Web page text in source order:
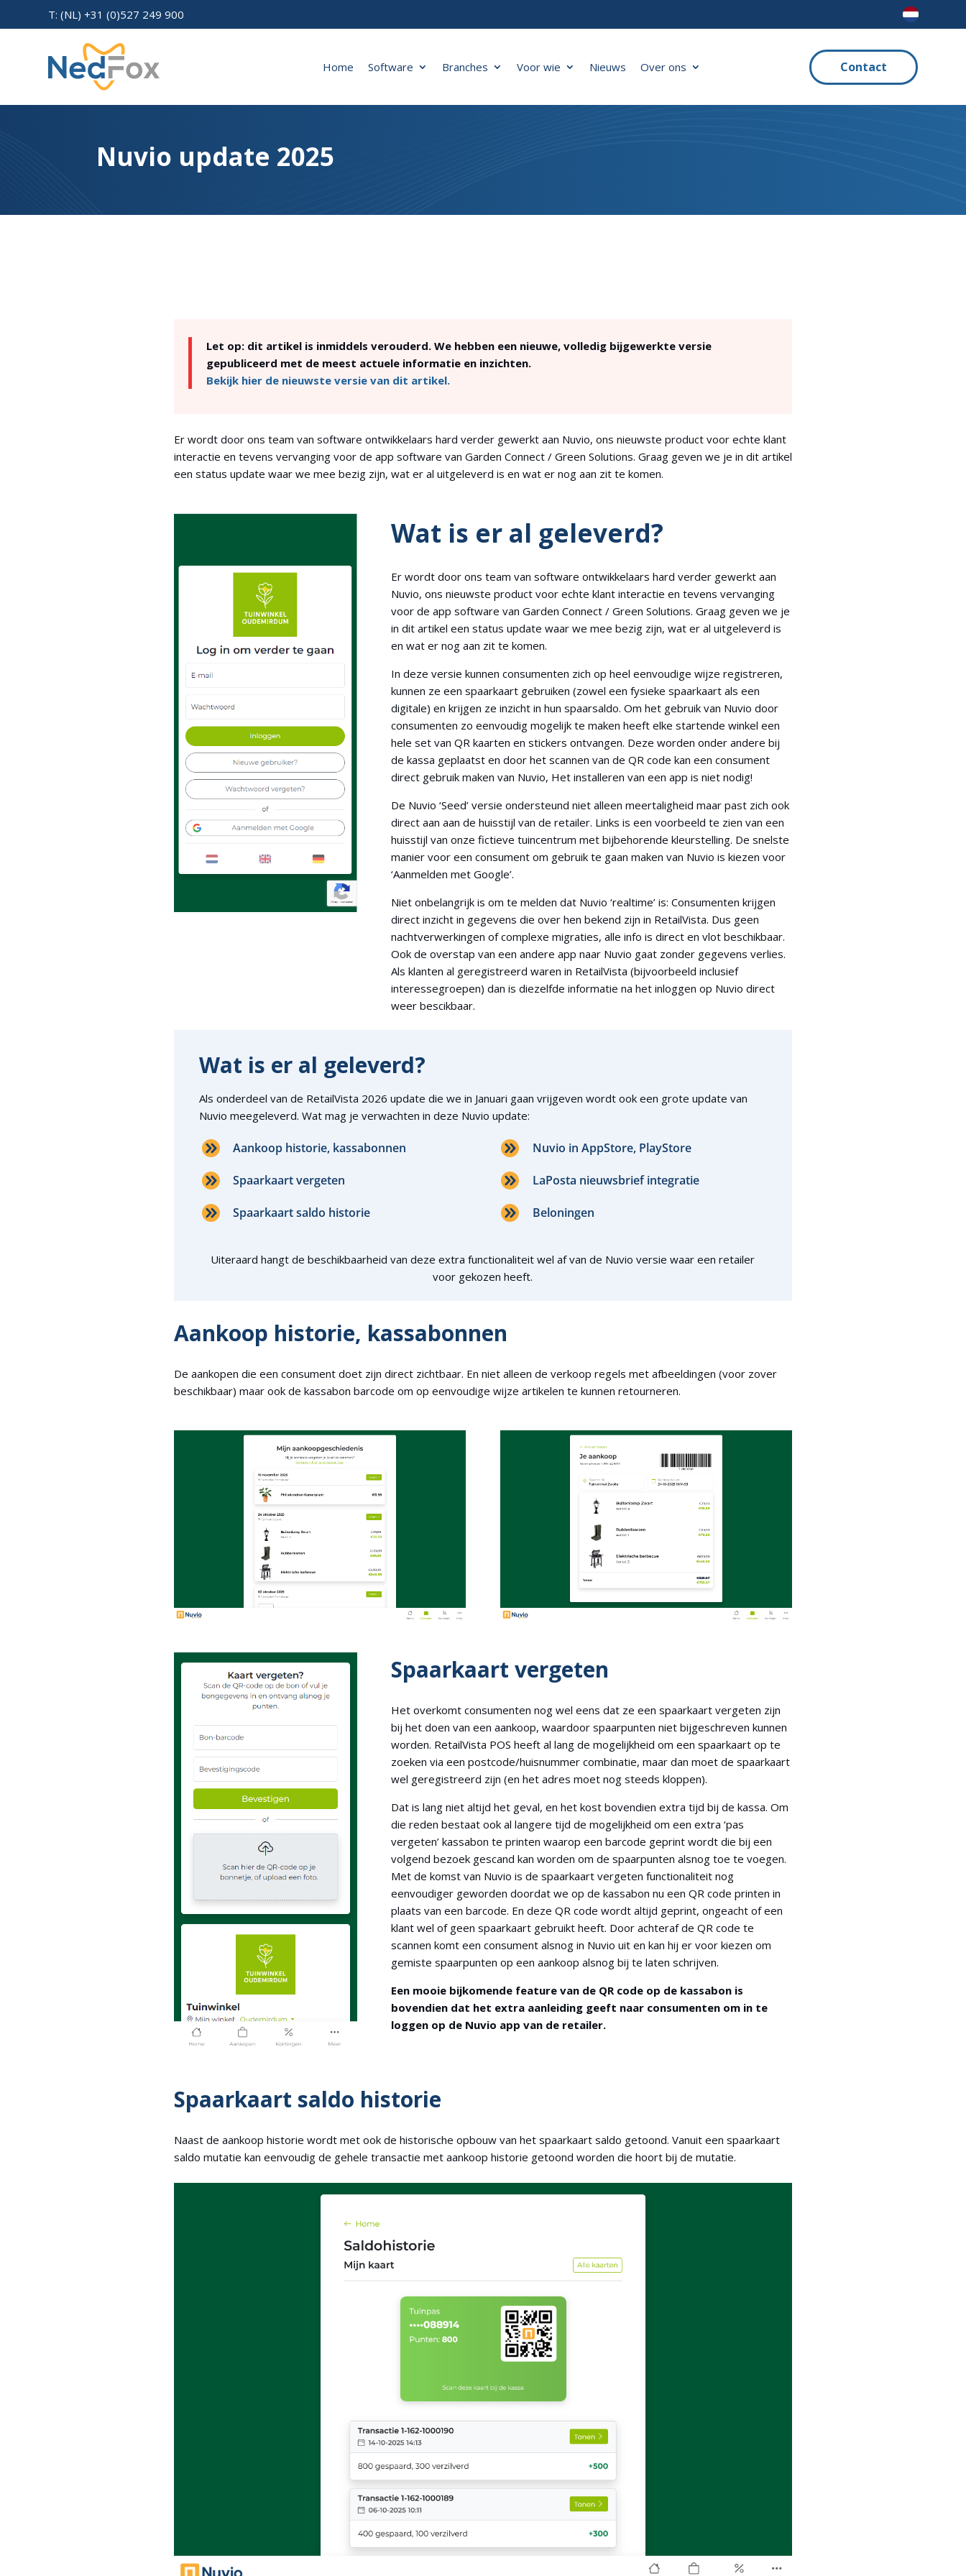
T: (NL) +31 (0)527 249 900
Home Software Branches Voor wie Nieuws Over ons Contact
Nuvio update 2025
Let op:dit artikel is inmiddels verouderd. We hebben een nieuwe, volledig bijgewerkte versie
gepubliceerd met de meest actuele informatie en inzichten.
Bekijk hier de nieuwste versie van dit artikel.
Er wordt door ons team van software ontwikkelaars hard verder gewerkt aan Nuvio, ons nieuwste product voor echte klant
interactie en tevens vervanging voor de app software van Garden Connect / Green Solutions. Graag geven we je in dit artikel
een status update waar we mee bezig zijn, wat er al uitgeleverd is en wat er nog aan zit te komen.
Wat is er al geleverd?
Er wordt door ons team van software ontwikkelaars hard verder gewerkt aan
Nuvio, ons nieuwste product voor echte klant interactie en tevens vervanging
voor de app software van Garden Connect / Green Solutions. Graag geven we je
in dit artikel een status update waar we mee bezig zijn, wat er al uitgeleverd is
en wat er nog aan zit te komen.
In deze versie kunnen consumenten zich op heel eenvoudige wijze registreren,
kunnen ze een spaarkaart gebruiken (zowel een fysieke spaarkaart als een
digitale) en krijgen ze inzicht in hun spaarsaldo. Om het gebruik van Nuvio door
consumenten zo eenvoudig mogelijk te maken heeft elke startende winkel een
hele set van QR kaarten en stickers ontvangen. Deze worden onder andere bij
de kassa geplaatst en door het scannen van de QR code kan een consument
direct gebruik maken van Nuvio, Het installeren van een app is niet nodig!
De Nuvio ‘Seed’ versie ondersteund niet alleen meertaligheid maar past zich ook
direct aan aan de huisstijl van de retailer. Links is een voorbeeld te zien van een
huisstijl van onze fictieve tuincentrum met bijbehorende kleurstelling. De snelste
manier voor een consument om gebruik te gaan maken van Nuvio is kiezen voor
‘Aanmelden met Google’.
Niet onbelangrijk is om te melden dat Nuvio ‘realtime’ is: Consumenten krijgen
direct inzicht in gegevens die over hen bekend zijn in RetailVista. Dus geen
nachtverwerkingen of complexe migraties, alle info is direct en vlot beschikbaar.
Ook de overstap van een andere app naar Nuvio gaat zonder gegevens verlies.
Als klanten al geregistreerd waren in RetailVista (bijvoorbeeld inclusief
interessegroepen) dan is diezelfde informatie na het inloggen op Nuvio direct
weer bescikbaar.
Wat is er al geleverd?
Als onderdeel van de RetailVista 2026 update die we in Januari gaan vrijgeven wordt ook een grote update van
Nuvio meegeleverd. Wat mag je verwachten in deze Nuvio update:
Aankoop historie, kassabonnen
Spaarkaart vergeten
Spaarkaart saldo historie
Nuvio in AppStore, PlayStore
LaPosta nieuwsbrief integratie
Beloningen
Uiteraard hangt de beschikbaarheid van deze extra functionaliteit wel af van de Nuvio versie waar een retailer
voor gekozen heeft.
Aankoop historie, kassabonnen
De aankopen die een consument doet zijn direct zichtbaar. En niet alleen de verkoop regels met afbeeldingen (voor zover
beschikbaar) maar ook de kassabon barcode om op eenvoudige wijze artikelen te kunnen retourneren.
Spaarkaart vergeten
Het overkomt consumenten nog wel eens dat ze een spaarkaart vergeten zijn
bij het doen van een aankoop, waardoor spaarpunten niet bijgeschreven kunnen
worden. RetailVista POS heeft al lang de mogelijkheid om een spaarkaart op te
zoeken via een postcode/huisnummer combinatie, maar dan moet de spaarkaart
wel geregistreerd zijn (en het adres moet nog steeds kloppen).
Dat is lang niet altijd het geval, en het kost bovendien extra tijd bij de kassa. Om
die reden bestaat ook al langere tijd de mogelijkheid om een extra ‘pas
vergeten’ kassabon te printen waarop een barcode geprint wordt die bij een
volgend bezoek gescand kan worden om de spaarpunten alsnog toe te voegen.
Met de komst van Nuvio is de spaarkaart vergeten functionaliteit nog
eenvoudiger geworden doordat we op de kassabon nu een QR code printen in
plaats van een barcode. En deze QR code wordt altijd geprint, ongeacht of een
klant wel of geen spaarkaart gebruikt heeft. Door achteraf de QR code te
scannen komt een consument alsnog in Nuvio uit en kan hij er voor kiezen om
gemiste spaarpunten op een aankoop alsnog bij te laten schrijven.
Een mooie bijkomende feature van de QR code op de kassabon is
bovendien dat het extra aanleiding geeft naar consumenten om in te
loggen op de Nuvio app van de retailer.
Spaarkaart saldo historie
Naast de aankoop historie wordt met ook de historische opbouw van het spaarkaart saldo getoond. Vanuit een spaarkaart
saldo mutatie kan eenvoudig de gehele transactie met aankoop historie getoond worden die hoort bij de mutatie.